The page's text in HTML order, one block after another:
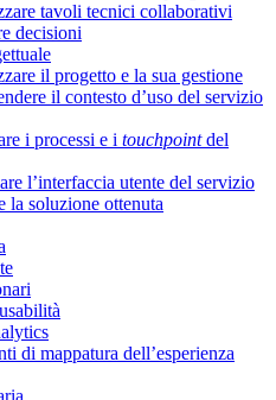
tavoli tecnici collaborativi
decisioni
il progetto e la sua gestione
il contesto d’uso del servizio
i processi e i touchpointdel
l’interfaccia utente del servizio
la soluzione ottenuta
di mappatura dell’esperienza